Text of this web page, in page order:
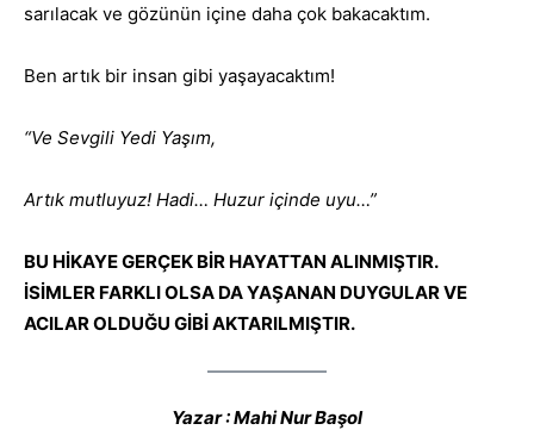
sarılacak ve gözünün içine daha çok bakacaktım.
Ben artık bir insan gibi yaşayacaktım!
“Ve Sevgili Yedi Yaşım,
Artık mutluyuz! Hadi… Huzur içinde uyu…”
BU HİKAYE GERÇEK BİR HAYATTAN ALINMIŞTIR.
İSİMLER FARKLI OLSA DA YAŞANAN DUYGULAR VE
ACILAR OLDUĞU GİBİ AKTARILMIŞTIR.
Yazar : Mahi Nur Başol